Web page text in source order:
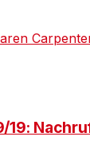
19: